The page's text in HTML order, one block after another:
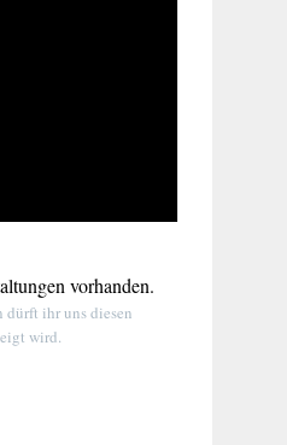
vorhanden.
dürft ihr uns diesen
wird.